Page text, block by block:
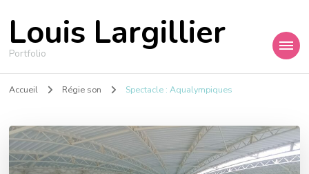
Louis Largillier
Portfolio
Accueil Régie son Spectacle : Aqualympiques